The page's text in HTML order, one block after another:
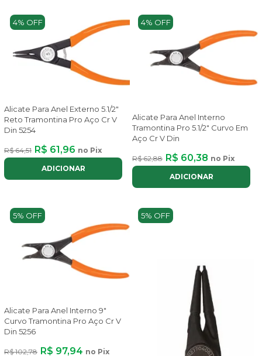
4% OFF
Alicate Para Anel Externo 5.1/2"
Reto Tramontina Pro Aço Cr V
Din 5254
R$ 64,51 R$ 61,96 no Pix
ADICIONAR
4% OFF
Alicate Para Anel Interno
Tramontina Pro 5.1/2" Curvo Em
Aço Cr V Din
R$ 62,88 R$ 60,38 no Pix
ADICIONAR
5% OFF
Alicate Para Anel Interno 9"
Curvo Tramontina Pro Aço Cr V
Din 5256
R$ 102,78 R$ 97,94 no Pix
5% OFF